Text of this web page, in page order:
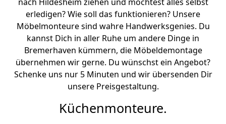
erledigen? Wie soll das funktionieren? Unsere
Möbelmonteure sind wahre Handwerksgenies. Du
kannst Dich in aller Ruhe um andere Dinge in
Bremer­haven kümmern, die Möbeldemontage
übernehmen wir gerne. Du wünschst ein Angebot?
Schenke uns nur 5 Minuten und wir übersenden Dir
unsere Preisgestaltung.
Küchenmonteure.